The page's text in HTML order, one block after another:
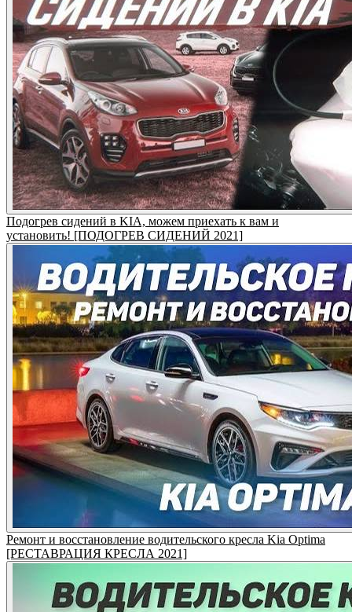
Подогрев сидений в KIA, можем приехать к вам и
установить! [ПОДОГРЕВ СИДЕНИЙ 2021]
Ремонт и восстановление водительского кресла Kia Optima
[РЕСТАВРАЦИЯ КРЕСЛА 2021]